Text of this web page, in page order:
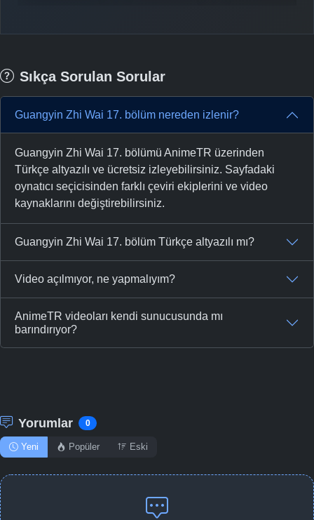
Sıkça Sorulan Sorular
Guangyin Zhi Wai 17. bölüm nereden izlenir?
Guangyin Zhi Wai 17. bölümü AnimeTR üzerinden
Türkçe altyazılı ve ücretsiz izleyebilirsiniz. Sayfadaki
oynatıcı seçicisinden farklı çeviri ekiplerini ve video
kaynaklarını değiştirebilirsiniz.
Guangyin Zhi Wai 17. bölüm Türkçe altyazılı mı?
Video açılmıyor, ne yapmalıyım?
AnimeTR videoları kendi sunucusunda mı
barındırıyor?
Yorumlar 0
Yeni Popüler Eski